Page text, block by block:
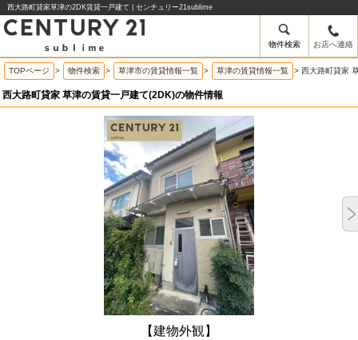
西大路町貸家草津の2DK賃貸一戸建て | センチュリー21sublime
物件検索 お店へ連絡
TOPページ > 物件検索 > 草津市の賃貸情報一覧 > 草津の賃貸情報一覧 > 西大路町貸家
西大路町貸家 草津の賃貸一戸建て(2DK)の物件情報
【建物外観】